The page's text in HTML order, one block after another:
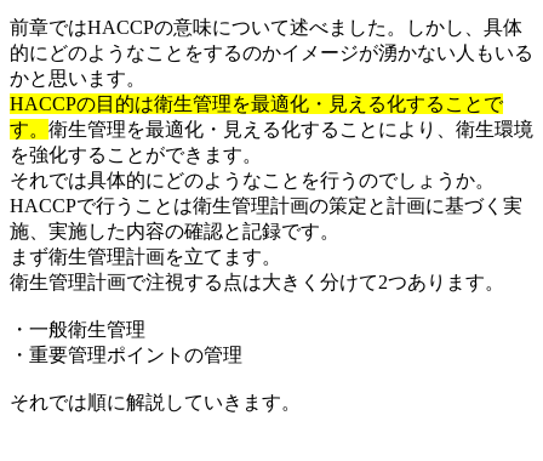
前章ではHACCPの意味について述べました。しかし、具体
的にどのようなことをするのかイメージが湧かない人もいる
かと思います。
HACCPの目的は衛生管理を最適化・見える化することで
す。 衛生管理を最適化・見える化することにより、衛生環境
を強化することができます。
それでは具体的にどのようなことを行うのでしょうか。
HACCPで行うことは衛生管理計画の策定と計画に基づく実
施、実施した内容の確認と記録です。
まず衛生管理計画を立てます。
衛生管理計画で注視する点は大きく分けて2つあります。
・一般衛生管理
・重要管理ポイントの管理
それでは順に解説していきます。